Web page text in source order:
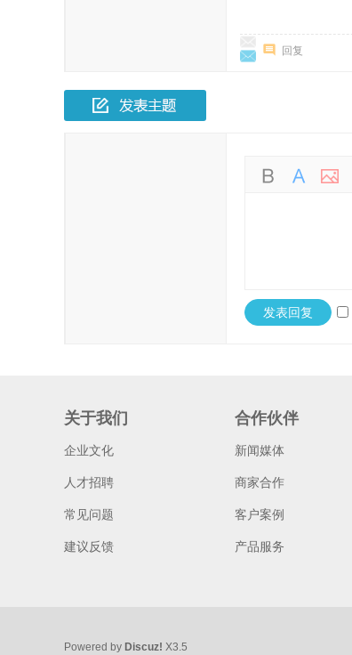
回复
发表回复
关于我们
企业文化
人才招聘
常见问题
建议反馈
合作伙伴
新闻媒体
商家合作
客户案例
产品服务
Powered by Discuz! X3.5